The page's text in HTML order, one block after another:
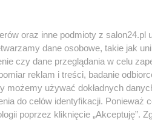
oraz inne podmioty z
dane osobowe, takie jak
czy dane przeglądania w celu
reklam i treści, badanie
możemy używać dokładnych
do celów identyfikacji. Ponieważ
poprzez kliknięcie „Akceptuję”.